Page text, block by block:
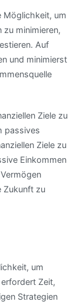
Möglichkeit, um
zu minimieren,
Auf
und minimierst
Ziele zu
passives
Ziele zu
Einkommen
Zukunft zu
um
Zeit,
Strategien